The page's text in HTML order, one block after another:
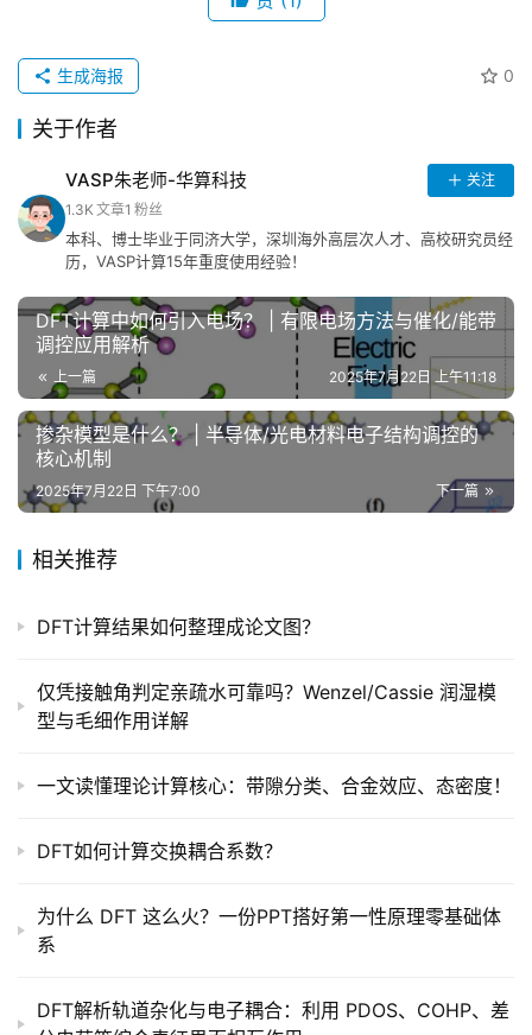
0
生成海报
关于作者
VASP朱老师-华算科技
关注
1.3K 文章1 粉丝
本科、博士毕业于同济大学，深圳海外高层次人才、高校研究员经
历，VASP计算15年重度使用经验！
DFT计算中如何引入电场？ | 有限电场方法与催化/能带
调控应用解析
上一篇 2025年7月22日 上午11:18
掺杂模型是什么？ | 半导体/光电材料电子结构调控的
核心机制
下一篇
2025年7月22日 下午7:00
相关推荐
DFT计算结果如何整理成论文图？
仅凭接触角判定亲疏水可靠吗？Wenzel/Cassie 润湿模
型与毛细作用详解
一文读懂理论计算核心：带隙分类、合金效应、态密度！
DFT如何计算交换耦合系数？
为什么 DFT 这么火？一份PPT搭好第一性原理零基础体
系
DFT解析轨道杂化与电子耦合：利用 PDOS、COHP、差